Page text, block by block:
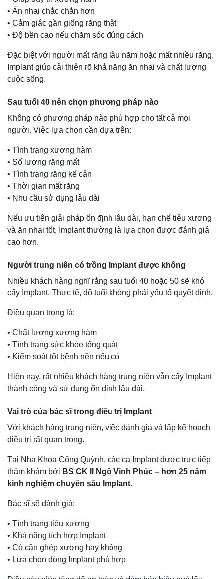
• Ăn nhai chắc chắn hơn
• Cảm giác gần giống răng thật
• Độ bền cao nếu chăm sóc đúng cách
Đặc biệt với người mất răng lâu năm hoặc mất nhiều răng,
Implant giúp cải thiện rõ khả năng ăn nhai và chất lượng
cuộc sống.
Sau tuổi 40 nên chọn phương pháp nào
Không có phương pháp nào phù hợp cho tất cả mọi
người. Việc lựa chọn cần dựa trên:
• Tình trạng xương hàm
• Số lượng răng mất
• Tình trạng răng kế cận
• Thời gian mất răng
• Nhu cầu sử dụng lâu dài
Nếu ưu tiên giải pháp ổn định lâu dài, hạn chế tiêu xương
và ăn nhai tốt, Implant thường là lựa chọn được đánh giá
cao hơn.
Người trung niên có trồng Implant được không
Nhiều khách hàng nghĩ rằng sau tuổi 40 hoặc 50 sẽ khó
cấy Implant. Thực tế, độ tuổi không phải yếu tố quyết định.
Điều quan trọng là:
• Chất lượng xương hàm
• Tình trạng sức khỏe tổng quát
• Kiểm soát tốt bệnh nền nếu có
Hiện nay, rất nhiều khách hàng trung niên vẫn cấy Implant
thành công và sử dụng ổn định lâu dài.
Vai trò của bác sĩ trong điều trị Implant
Với khách hàng trung niên, việc đánh giá và lập kế hoạch
điều trị rất quan trọng.
Tại Nha Khoa Cống Quỳnh, các ca Implant được trực tiếp
thăm khám bởi BS CK II Ngô Vĩnh Phúc – hơn 25 năm
kinh nghiệm chuyên sâu Implant.
Bác sĩ sẽ đánh giá:
• Tình trạng tiêu xương
• Khả năng tích hợp Implant
• Có cần ghép xương hay không
• Lựa chọn dòng Implant phù hợp